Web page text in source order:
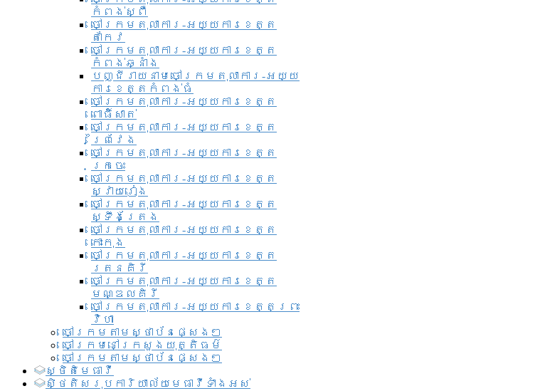
កំពង់ស្ពឺ
ចៅក្រមតុលាការ-អយ្យការខេត្ត
តាកែវ
ចៅក្រមតុលាការ-អយ្យការខេត្ត
កំពង់ឆ្នាំង
បញ្ជីរាយនាមចៅក្រមតុលាការ-អយ្យ
ការខេត្តកំពង់ធំ
ចៅក្រមតុលាការ-អយ្យការខេត្ត
ពោធិ៍សាត់
ចៅក្រមតុលាការ-អយ្យការខេត្ត
ព្រៃវែង
ចៅក្រមតុលាការ-អយ្យការខេត្ត
ក្រចេះ
ចៅក្រមតុលាការ-អយ្យការខេត្ត
ស្វាយរៀង
ចៅក្រមតុលាការ-អយ្យការខេត្ត
ស្ទឹងត្រែង
ចៅក្រមតុលាការ-អយ្យការខេត្ត
កោះកុង
ចៅក្រមតុលាការ-អយ្យការខេត្ត
រតនគិរី
ចៅក្រមតុលាការ-អយ្យការខេត្ត
មណ្ឌលគិរី
ចៅក្រមតុលាការ-អយ្យការខេត្តព្រះ
វិហា
ចៅក្រមតាមស្ថាប័នផ្សេងៗ
ចៅក្រមនៅក្រសួងយុត្តិធម៌
ចៅក្រមតាមស្ថាប័នផ្សេងៗ
ស្ថិតិមេធាវី
សិ្ថតិសរុបការិយាល័យមេធាវីទាំងអស់​